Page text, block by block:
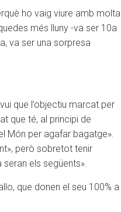
ho vaig viure amb molta
més lluny -va ser 10a
va ser una sorpresa
que l’objectiu marcat per
que té, al principi de
Món per agafar bagatge».
però sobretot tenir
seran els següents».
que donen el seu 100% a